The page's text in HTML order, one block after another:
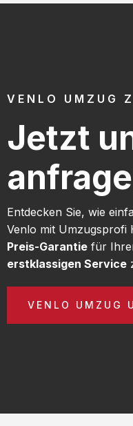
VENLO UMZUG
Jetzt
Entdecken Sie, wie
Venlo mit Umzugsprofi
Preis-Garantie für
erstklassigen Service
VENLO UMZUG